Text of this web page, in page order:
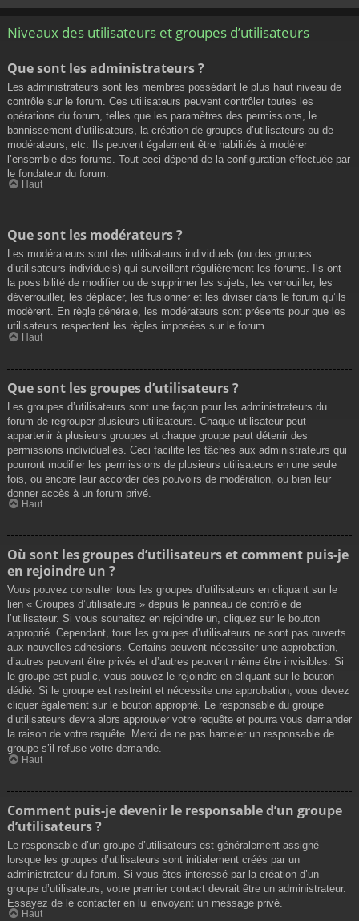
Niveaux des utilisateurs et groupes d’utilisateurs
Que sont les administrateurs ?
Les administrateurs sont les membres possédant le plus haut niveau de
contrôle sur le forum. Ces utilisateurs peuvent contrôler toutes les
opérations du forum, telles que les paramètres des permissions, le
bannissement d’utilisateurs, la création de groupes d’utilisateurs ou de
modérateurs, etc. Ils peuvent également être habilités à modérer
l’ensemble des forums. Tout ceci dépend de la configuration effectuée par
le fondateur du forum.
Haut
Que sont les modérateurs ?
Les modérateurs sont des utilisateurs individuels (ou des groupes
d’utilisateurs individuels) qui surveillent régulièrement les forums. Ils ont
la possibilité de modifier ou de supprimer les sujets, les verrouiller, les
déverrouiller, les déplacer, les fusionner et les diviser dans le forum qu’ils
modèrent. En règle générale, les modérateurs sont présents pour que les
utilisateurs respectent les règles imposées sur le forum.
Haut
Que sont les groupes d’utilisateurs ?
Les groupes d’utilisateurs sont une façon pour les administrateurs du
forum de regrouper plusieurs utilisateurs. Chaque utilisateur peut
appartenir à plusieurs groupes et chaque groupe peut détenir des
permissions individuelles. Ceci facilite les tâches aux administrateurs qui
pourront modifier les permissions de plusieurs utilisateurs en une seule
fois, ou encore leur accorder des pouvoirs de modération, ou bien leur
donner accès à un forum privé.
Haut
Où sont les groupes d’utilisateurs et comment puis-je
en rejoindre un ?
Vous pouvez consulter tous les groupes d’utilisateurs en cliquant sur le
lien « Groupes d’utilisateurs » depuis le panneau de contrôle de
l’utilisateur. Si vous souhaitez en rejoindre un, cliquez sur le bouton
approprié. Cependant, tous les groupes d’utilisateurs ne sont pas ouverts
aux nouvelles adhésions. Certains peuvent nécessiter une approbation,
d’autres peuvent être privés et d’autres peuvent même être invisibles. Si
le groupe est public, vous pouvez le rejoindre en cliquant sur le bouton
dédié. Si le groupe est restreint et nécessite une approbation, vous devez
cliquer également sur le bouton approprié. Le responsable du groupe
d’utilisateurs devra alors approuver votre requête et pourra vous demander
la raison de votre requête. Merci de ne pas harceler un responsable de
groupe s’il refuse votre demande.
Haut
Comment puis-je devenir le responsable d’un groupe
d’utilisateurs ?
Le responsable d’un groupe d’utilisateurs est généralement assigné
lorsque les groupes d’utilisateurs sont initialement créés par un
administrateur du forum. Si vous êtes intéressé par la création d’un
groupe d’utilisateurs, votre premier contact devrait être un administrateur.
Essayez de le contacter en lui envoyant un message privé.
Haut